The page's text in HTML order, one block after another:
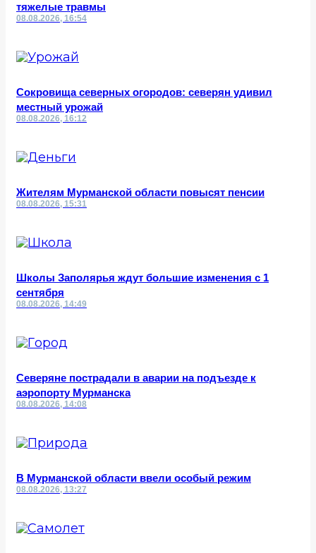
тяжелые травмы
08.08.2026, 16:54
Сокровища северных огородов: северян удивил
местный урожай
08.08.2026, 16:12
Жителям Мурманской области повысят пенсии
08.08.2026, 15:31
Школы Заполярья ждут большие изменения с 1
сентября
08.08.2026, 14:49
Северяне пострадали в аварии на подъезде к
аэропорту Мурманска
08.08.2026, 14:08
В Мурманской области ввели особый режим
08.08.2026, 13:27